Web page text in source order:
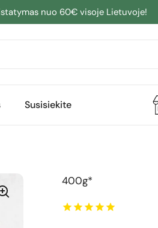
nuo 60€ visoje Lietuvoje!
Susisiekite
400g*